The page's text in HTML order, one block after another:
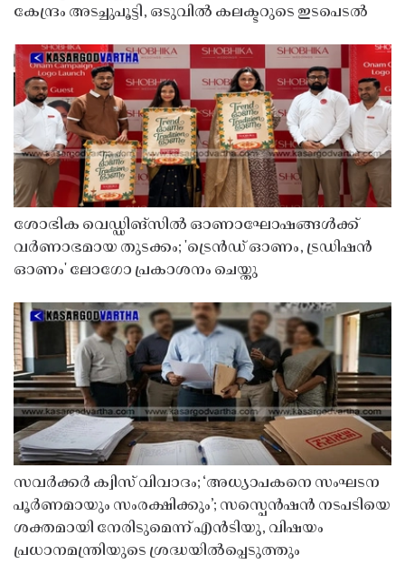
കേന്ദ്രം അടച്ചുപൂട്ടി, ഒടുവിൽ കലക്ടറുടെ ഇടപെടൽ
ശോഭിക വെഡ്ഡിങ്സിൽ ഓണാഘോഷങ്ങൾക്ക്
വർണാഭമായ തുടക്കം; 'ട്രെൻഡ് ഓണം, ട്രഡിഷൻ
ഓണം' ലോഗോ പ്രകാശനം ചെയ്തു
സവർക്കർ ക്വിസ് വിവാദം; ‘അധ്യാപകനെ സംഘടന
പൂർണമായും സംരക്ഷിക്കും’; സസ്പെൻഷൻ നടപടിയെ
ശക്തമായി നേരിടുമെന്ന് എൻടിയു, വിഷയം
പ്രധാനമന്ത്രിയുടെ ശ്രദ്ധയിൽപ്പെടുത്തും